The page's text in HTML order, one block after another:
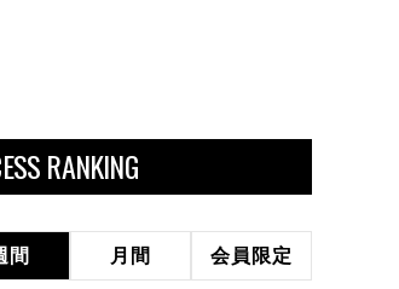
RANKING
間 月間 会員限定